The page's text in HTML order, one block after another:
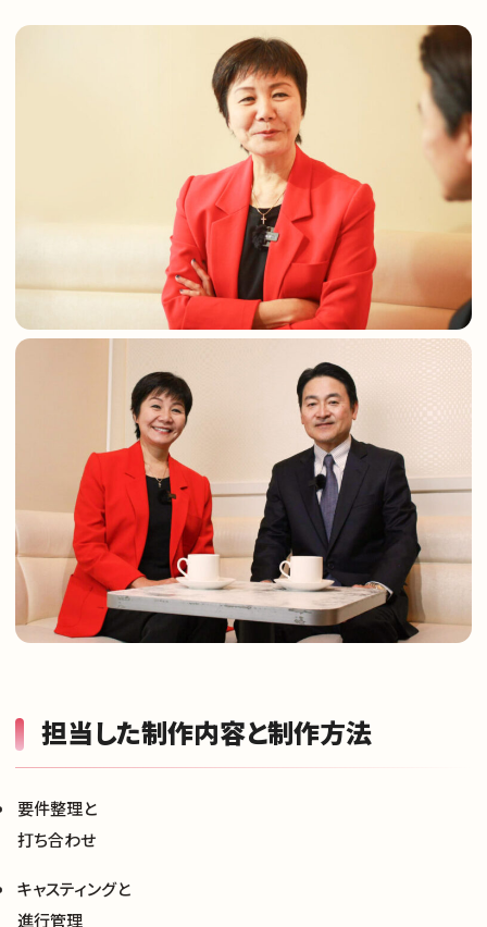
支援実績
ナレッジノート
企業理念
担当した制作内容と制作方法
要件整理と
打ち合わせ
キャスティングと
進行管理